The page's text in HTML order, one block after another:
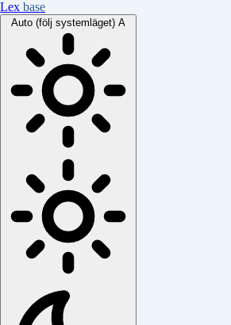
Lex base
Auto (följ systemläget) A